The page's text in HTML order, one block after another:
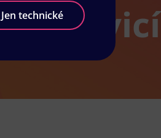
Jen technické